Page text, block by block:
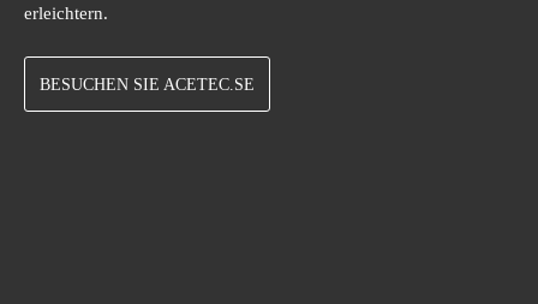
erleichtern.
BESUCHEN SIE ACETEC.SE